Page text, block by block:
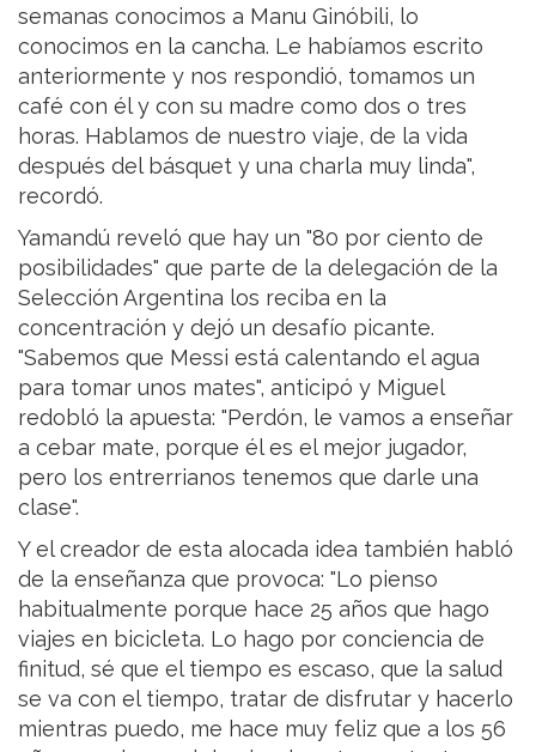
semanas conocimos a Manu Ginóbili, lo
conocimos en la cancha. Le habíamos escrito
anteriormente y nos respondió, tomamos un
café con él y con su madre como dos o tres
horas. Hablamos de nuestro viaje, de la vida
después del básquet y una charla muy linda",
recordó.
Yamandú reveló que hay un "80 por ciento de
posibilidades" que parte de la delegación de la
Selección Argentina los reciba en la
concentración y dejó un desafío picante.
"Sabemos que Messi está calentando el agua
para tomar unos mates", anticipó y Miguel
redobló la apuesta: "Perdón, le vamos a enseñar
a cebar mate, porque él es el mejor jugador,
pero los entrerrianos tenemos que darle una
clase".
Y el creador de esta alocada idea también habló
de la enseñanza que provoca: "Lo pienso
habitualmente porque hace 25 años que hago
viajes en bicicleta. Lo hago por conciencia de
finitud, sé que el tiempo es escaso, que la salud
se va con el tiempo, tratar de disfrutar y hacerlo
mientras puedo, me hace muy feliz que a los 56